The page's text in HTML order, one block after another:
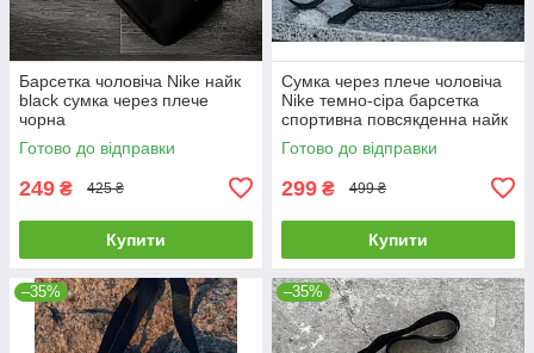
Барсетка чоловіча Nike найк
black сумка через плече
чорна
Готово до відправки
249 ₴ 425 ₴
Купити
Сумка через плече чоловіча
Nike темно-сіра барсетка
спортивна повсякденна найк
месенджер тканинний на
плече
Готово до відправки
299 ₴ 499 ₴
Купити
–35% –35%